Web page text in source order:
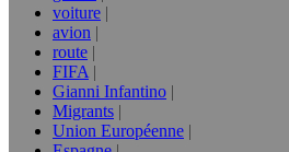
voiture
avion
route
FIFA
Gianni Infantino
Migrants
Union Européenne